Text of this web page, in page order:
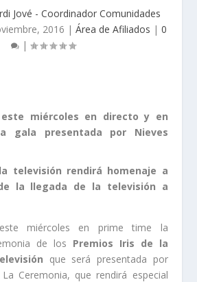
Jové - Coordinador Comunidades
2016 | Área de Afiliados | 0
|
miércoles en directo y en
gala presentada por Nieves
televisión rendirá homenaje a
la llegada de la televisión a
miércoles en prime time la
de los Premios Iris de la
que será presentada por
La Ceremonia, que rendirá especial